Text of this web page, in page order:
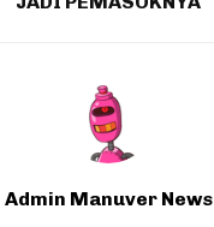
Admin Manuver News